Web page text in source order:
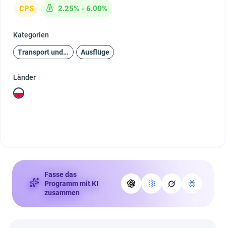
CPS 2.25% - 6.00%
Kategorien
Transport und Reisen Ausflüge
Länder
Fasse das
Programm mit KI
zusammen